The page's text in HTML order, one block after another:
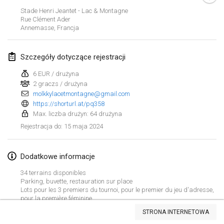
Lista widoku
Stade Henri Jeantet - Lac & Montagne
Rue Clément Ader
Annemasse, Francja
Szczegóły dotyczące rejestracji
6 EUR / drużyna
2 graczs / drużyna
molkkylacetmontagne@gmail.com
https://shorturl.at/pq358
Max. liczba drużyn: 64 drużyna
Rejestracja do: 15 maja 2024
Dodatkowe informacje
34 terrains disponibles
Parking, buvette, restauration sur place
Lots pour les 3 premiers du tournoi, pour le premier du jeu d'adresse,
pour la première féminine
STRONA INTERNETOWA
Tournoi de Mölkky - Lesfous Dubâtonvaigeois
SingeliDuppeli
27 sty 2024|Finlandia
luty 2024
US Mölkky Winter
SM HalliMölkky - Finnish Championship
3 lut 2024|Finlandia
Indoor de la CASAS